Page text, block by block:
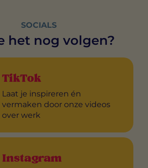
SOCIALS
het nog volgen?
TikTok
Laat je inspireren én
vermaken door onze videos
over werk
Instagram